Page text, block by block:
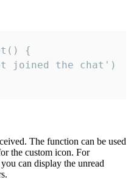
{
The function can be used
the custom icon. For
can display the unread